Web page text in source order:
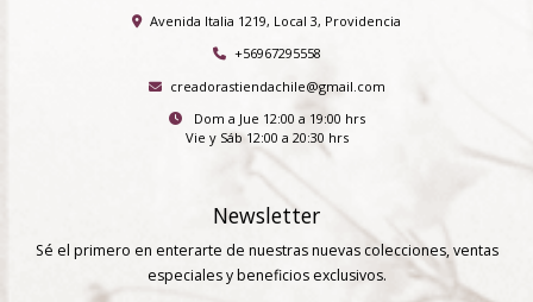
Avenida Italia 1219, Local 3, Providencia
+56967295558
creadorastiendachile@gmail.com
Dom a Jue 12:00 a 19:00 hrs
Vie y Sáb 12:00 a 20:30 hrs
Newsletter
Sé el primero en enterarte de nuestras nuevas colecciones, ventas
especiales y beneficios exclusivos.